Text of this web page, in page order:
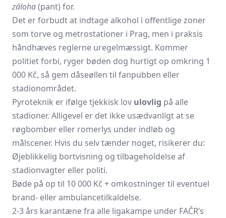
záloha(pant) for.
Det er forbudt at indtage alkohol i offentlige zoner
som torve og metrostationer i Prag, men i praksis
håndhæves reglerne uregelmæssigt. Kommer
politiet forbi, ryger bøden dog hurtigt op omkring 1
000 Kč, så gem dåseøllen til fanpubben eller
stadionområdet.
Pyroteknik er ifølge tjekkisk lov ulovlig på alle
stadioner. Alligevel er det ikke usædvanligt at se
røgbomber eller romerlys under indløb og
målscener. Hvis du selv tænder noget, risikerer du:
Øjeblikkelig bortvisning og tilbageholdelse af
stadionvagter eller politi.
Bøde på op til 10 000 Kč + omkostninger til eventuel
brand- eller ambulancetilkaldelse.
2-3 års karantæne fra alle ligakampe under FAČR’s